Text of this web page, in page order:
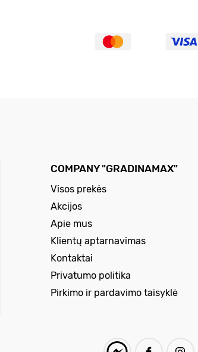
COMPANY "GRADINAMAX"
Visos prekės
Akcijos
Apie mus
Klientų aptarnavimas
Kontaktai
Privatumo politika
Pirkimo ir pardavimo taisyklė